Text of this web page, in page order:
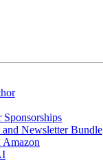
Sponsorships
and Newsletter Bundle
Amazon